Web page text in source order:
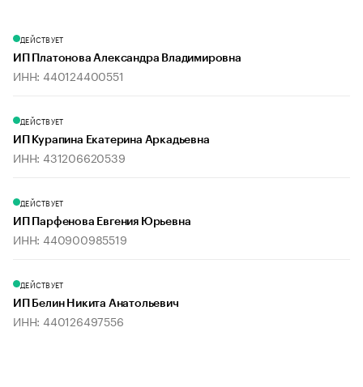
ДЕЙСТВУЕТ
ИП Платонова Александра Владимировна
ИНН: 440124400551
ДЕЙСТВУЕТ
ИП Курапина Екатерина Аркадьевна
ИНН: 431206620539
ДЕЙСТВУЕТ
ИП Парфенова Евгения Юрьевна
ИНН: 440900985519
ДЕЙСТВУЕТ
ИП Белин Никита Анатольевич
ИНН: 440126497556